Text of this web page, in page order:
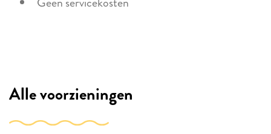
Alle voorzieningen